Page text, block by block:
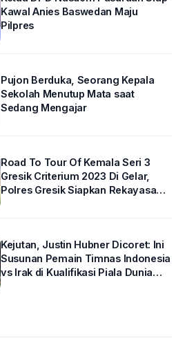
Kawal Anies Baswedan Maju
Pilpres
Pujon Berduka, Seorang Kepala
Sekolah Menutup Mata saat
Sedang Mengajar
Road To Tour Of Kemala Seri 3
Gresik Criterium 2023 Di Gelar,
Polres Gresik Siapkan Rekayasa
Kejutan, Justin Hubner Dicoret: Ini
Susunan Pemain Timnas Indonesia
vs Irak di Kualifikasi Piala Dunia